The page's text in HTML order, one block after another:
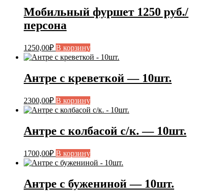
Мобильный фуршет 1250 руб./
персона
1250,00₽ В корзину
Антре с креветкой — 10шт.
2300,00₽ В корзину
Антре с колбасой с/к. — 10шт.
1700,00₽ В корзину
Антре с бужениной — 10шт.